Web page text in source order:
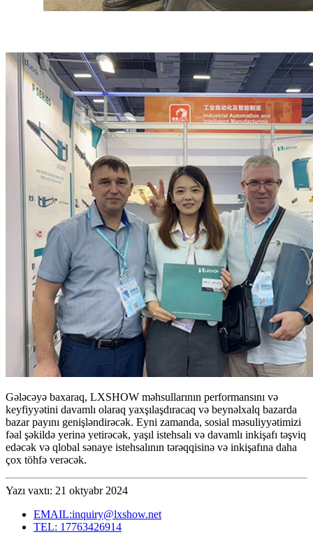
Gələcəyə baxaraq, LXSHOW məhsullarının performansını və
keyfiyyətini davamlı olaraq yaxşılaşdıracaq və beynəlxalq bazarda
bazar payını genişləndirəcək. Eyni zamanda, sosial məsuliyyətimizi
fəal şəkildə yerinə yetirəcək, yaşıl istehsalı və davamlı inkişafı təşviq
edəcək və qlobal sənaye istehsalının tərəqqisinə və inkişafına daha
çox töhfə verəcək.
Yazı vaxtı: 21 oktyabr 2024
EMAIL:inquiry@lxshow.net
TEL: 17763426914